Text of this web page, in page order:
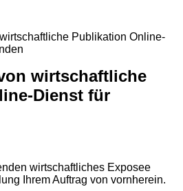
Publikation Online-
wirtschaftliche
Dienst für
wirtschaftliches Exposee
Ihrem Auftrag von vornherein.